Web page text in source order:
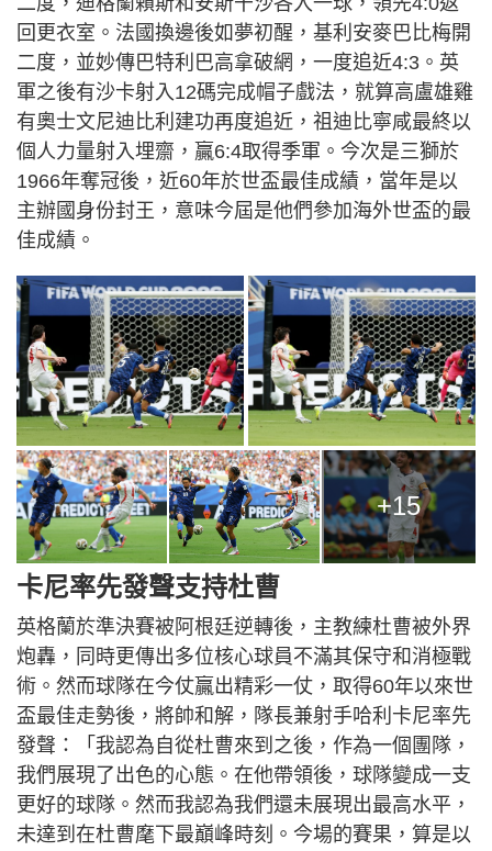
回更衣室。法國換邊後如夢初醒，基利安麥巴比梅開
二度，並妙傳巴特利巴高拿破網，一度追近4:3。英
軍之後有沙卡射入12碼完成帽子戲法，就算高盧雄雞
有奧士文尼迪比利建功再度追近，祖迪比寧咸最終以
個人力量射入埋齋，贏6:4取得季軍。今次是三獅於
1966年奪冠後，近60年於世盃最佳成績，當年是以
主辦國身份封王，意味今屆是他們參加海外世盃的最
佳成績。
+15
卡尼率先發聲支持杜曹
英格蘭於準決賽被阿根廷逆轉後，主教練杜曹被外界
炮轟，同時更傳出多位核心球員不滿其保守和消極戰
術。然而球隊在今仗贏出精彩一仗，取得60年以來世
盃最佳走勢後，將帥和解，隊長兼射手哈利卡尼率先
發聲：「我認為自從杜曹來到之後，作為一個團隊，
我們展現了出色的心態。在他帶領後，球隊變成一支
更好的球隊。然而我認為我們還未展現出最高水平，
未達到在杜曹麾下最巔峰時刻。今場的賽果，算是以